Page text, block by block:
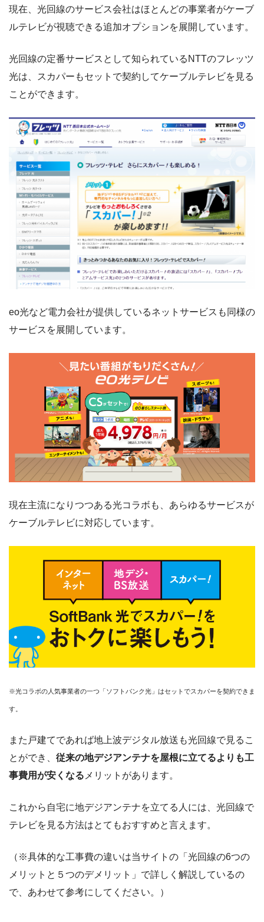
現在、光回線のサービス会社はほとんどの事業者がケーブ
ルテレビが視聴できる追加オプションを展開しています。
光回線の定番サービスとして知られているNTTのフレッツ
光は、スカパーもセットで契約してケーブルテレビを見る
ことができます。
eo光など電力会社が提供しているネットサービスも同様の
サービスを展開しています。
現在主流になりつつある光コラボも、あらゆるサービスが
ケーブルテレビに対応しています。
※光コラボの人気事業者の一つ「ソフトバンク光」はセットでスカパーを契約できま
す。
また戸建てであれば地上波デジタル放送も光回線で見るこ
とができ、 従来の地デジアンテナを屋根に立てるよりも工
事費用が安くなる メリットがあります。
これから自宅に地デジアンテナを立てる人には、光回線で
テレビを見る方法はとてもおすすめと言えます。
（※具体的な工事費の違いは当サイトの「光回線の6つの
メリットと５つのデメリット」で詳しく解説しているの
で、あわせて参考にしてください。）